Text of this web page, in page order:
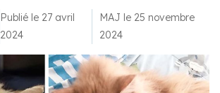
Publié le 27 avril
2024
MAJ le 25 novembre
2024